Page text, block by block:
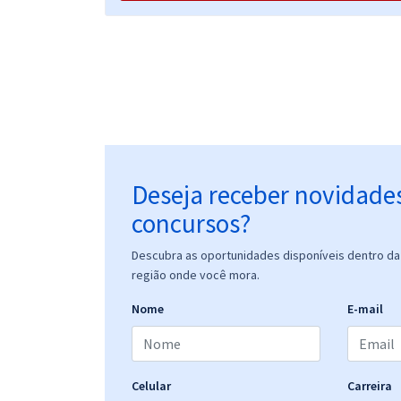
Prefeitura de Caucaia - CE - Enfermeiro
Básica - Pedagogo
Prefeitura de Caucaia - CE - Professor de Educação
Básica - Educação Infantil
Deseja receber
concursos?
Descubra as oportunidades disponíveis dentro
região onde você mora.
Nome E-mail
Celular Carreira